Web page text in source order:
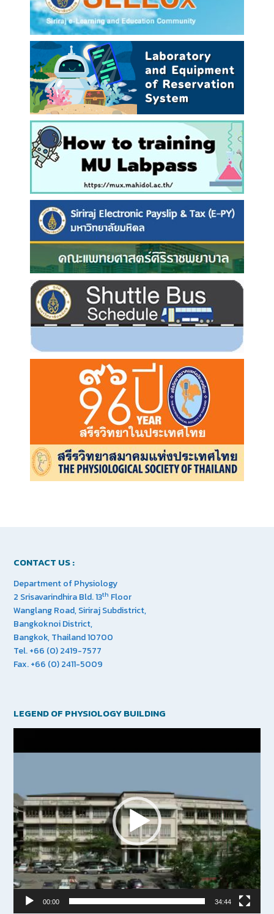
CONTACT US :
Department of Physiology
2 Srisavarindhira Bld. 13th Floor
Wanglang Road, Siriraj Subdistrict,
Bangkoknoi District,
Bangkok, Thailand 10700
Tel. +66 (0) 2419-7577
Fax. +66 (0) 2411-5009
LEGEND OF PHYSIOLOGY BUILDING
00:00 34:44